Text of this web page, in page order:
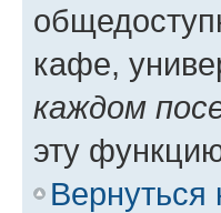
кафе,
каждом
эту
Вернуться